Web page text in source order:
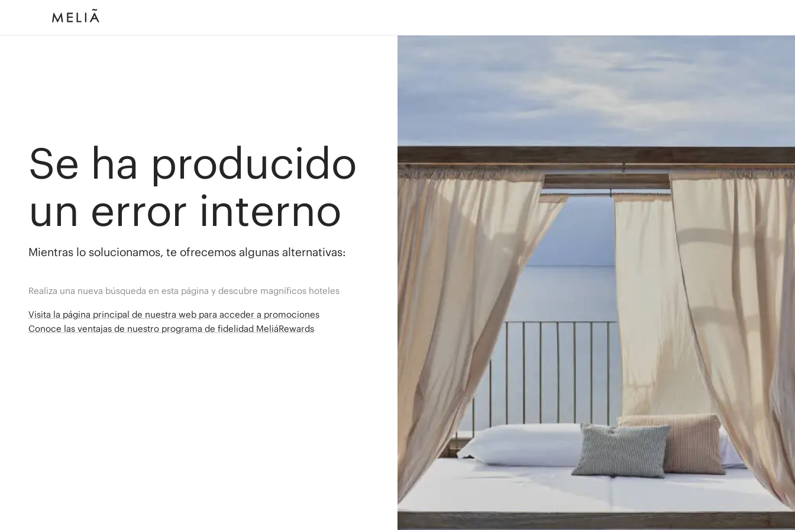
Se ha producido
un error interno
Mientras lo solucionamos, te ofrecemos algunas alternativas:
Realiza una nueva búsqueda en esta página y descubre magníficos hoteles
Visita la página principal de nuestra web para acceder a promociones
Conoce las ventajas de nuestro programa de fidelidad MeliáRewards